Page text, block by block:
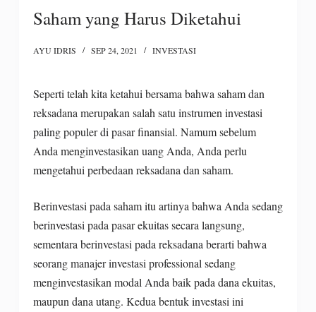
Saham yang Harus Diketahui
AYU IDRIS SEP 24, 2021 INVESTASI
Seperti telah kita ketahui bersama bahwa saham dan
reksadana merupakan salah satu instrumen investasi
paling populer di pasar finansial. Namum sebelum
Anda menginvestasikan uang Anda, Anda perlu
mengetahui perbedaan reksadana dan saham.
Berinvestasi pada saham itu artinya bahwa Anda sedang
berinvestasi pada pasar ekuitas secara langsung,
sementara berinvestasi pada reksadana berarti bahwa
seorang manajer investasi professional sedang
menginvestasikan modal Anda baik pada dana ekuitas,
maupun dana utang. Kedua bentuk investasi ini